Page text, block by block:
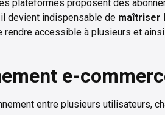
plateformes proposent des
devient indispensable de maîtriser
rendre accessible à plusieurs et
e-
entre plusieurs utilisateurs,